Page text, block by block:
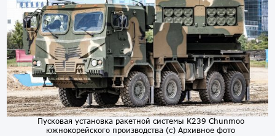
Пусковая установка ракетной системы K239 Chunmoo
южнокорейского производства (с) Архивное фото